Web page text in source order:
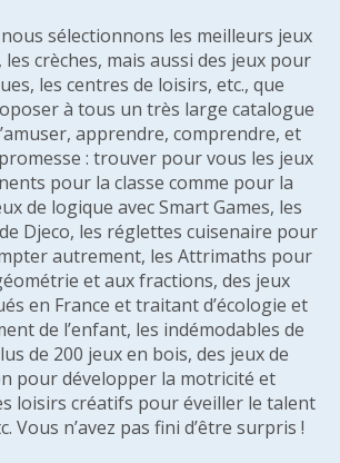
nous sélectionnons les meilleurs jeux
crèches, mais aussi des jeux pour
les centres de loisirs, etc., que
à tous un très large catalogue
apprendre, comprendre, et
: trouver pour vous les jeux
pour la classe comme pour la
de logique avec Smart Games, les
Djeco, les réglettes cuisenaire pour
autrement, les Attrimaths pour
et aux fractions, des jeux
en France et traitant d’écologie et
de l’enfant, les indémodables de
de 200 jeux en bois, des jeux de
pour développer la motricité et
loisirs créatifs pour éveiller le talent
Vous n’avez pas fini d’être surpris !